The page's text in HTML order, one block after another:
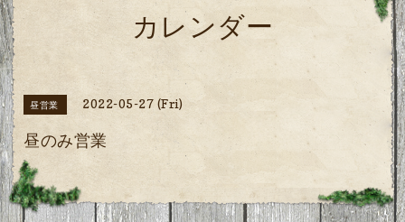
カレンダー
昼営業 2022-05-27 (Fri)
昼のみ営業